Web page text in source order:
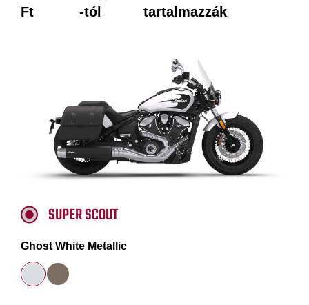
-tól
Ft
tartalmazzák
SUPER SCOUT
Ghost White Metallic